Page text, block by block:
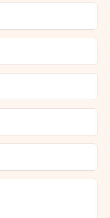
iDeal, Paypal,
med presenten?
med din present. Vänligen
dig gärna med att hitta en
produkten?
produkten. Din faktura
och du hittar även dina
Det innebär att gåvan kan